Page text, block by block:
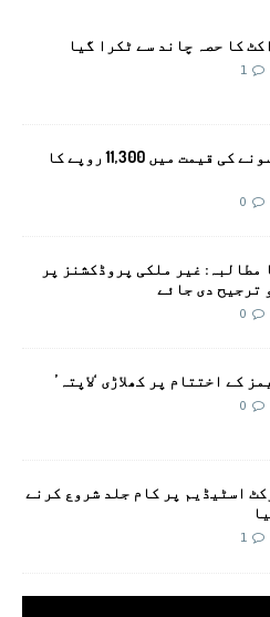
کا حصہ چاند سے ٹکرا گیا
1
پاکستان میں سونے کی قیمت میں 11,300 روپے کا
0
مطالبہ: غیر ملکی پروڈکشنز پر
ترجیح دی جائے
0
کے اختتام پر کھلاڑی ‘لاپتہ’
0
اسٹیڈیم پر کام جلد شروع کرنے
1